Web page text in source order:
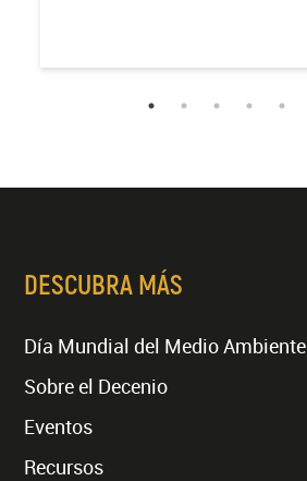
DESCUBRA MÁS
Día Mundial del Medio Ambiente
Sobre el Decenio
Eventos
Recursos